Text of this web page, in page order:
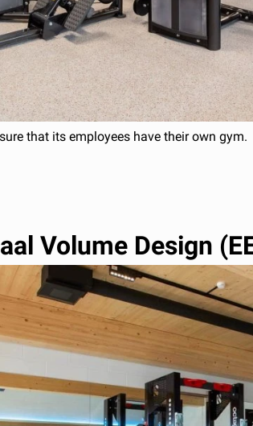
that its employees have their own gym.
Volume Design